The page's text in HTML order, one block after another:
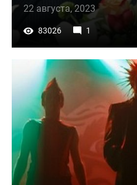
22 августа, 2023
83026 1